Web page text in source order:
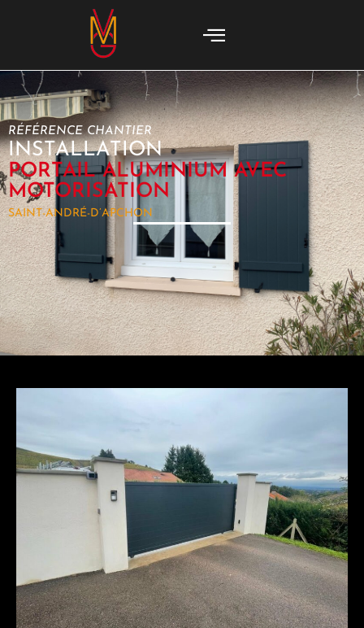
RÉFÉRENCE CHANTIER
INSTALLATION
PORTAIL ALUMINIUM AVEC
MOTORISATION
SAINT-ANDRÉ-D’APCHON